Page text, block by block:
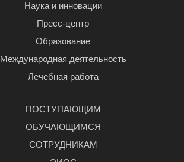
Наука и инновации
Пресс-центр
Образование
Международная деятельность
Лечебная работа
ПОСТУПАЮЩИМ
ОБУЧАЮЩИМСЯ
СОТРУДНИКАМ